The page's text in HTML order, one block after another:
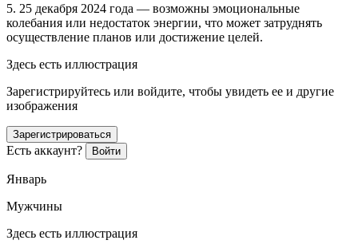
5. 25 декабря 2024 года — возможны эмоциональные
колебания или недостаток энергии, что может затруднять
осуществление планов или достижение целей.
Здесь есть иллюстрация
Зарегистрируйтесь или войдите, чтобы увидеть ее и другие
изображения
Зарегистрироваться
Есть аккаунт? Войти
Январь
Мужчины
Здесь есть иллюстрация